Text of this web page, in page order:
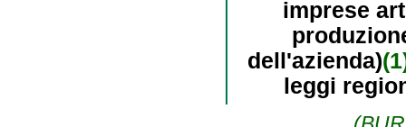
imprese
dell'azienda)
leggi